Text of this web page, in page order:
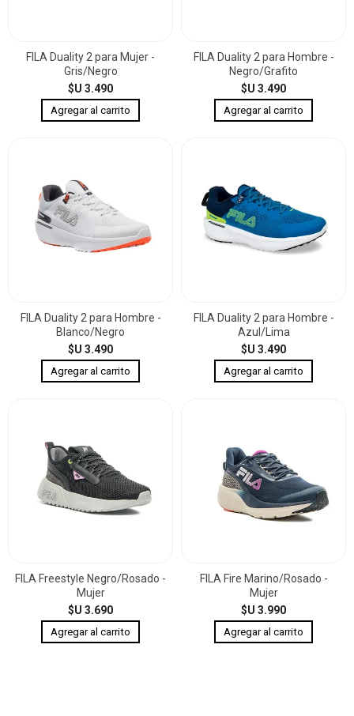
FILA Duality 2 para Mujer -
Gris/Negro
$U 3.490
FILA Duality 2 para Hombre -
Negro/Grafito
$U 3.490
FILA Duality 2 para Hombre -
Blanco/Negro
$U 3.490
FILA Duality 2 para Hombre -
Azul/Lima
$U 3.490
FILA Freestyle Negro/Rosado -
Mujer
$U 3.690
FILA Fire Marino/Rosado -
Mujer
$U 3.990